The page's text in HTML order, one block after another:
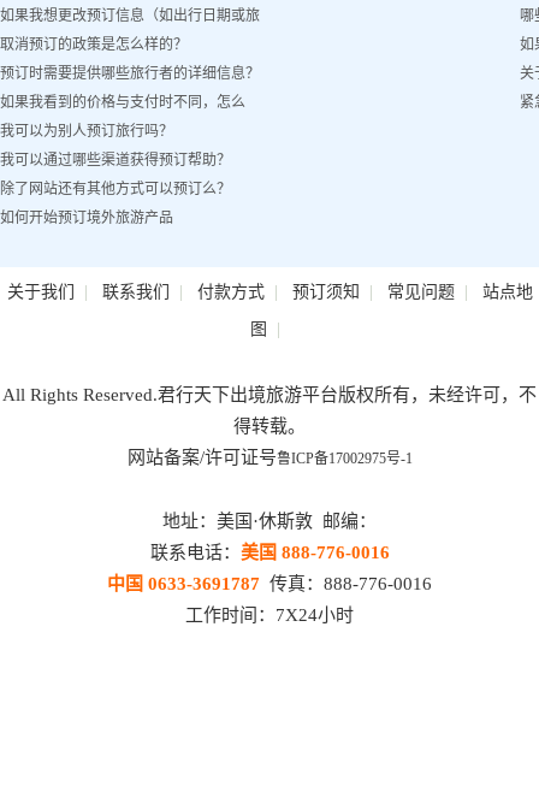
如果我想更改预订信息（如出行日期或旅
客姓名）怎么办？
取消预订的政策是怎么样的？
预订时需要提供哪些旅行者的详细信息？
如果我看到的价格与支付时不同，怎么
办？
我可以为别人预订旅行吗？
我可以通过哪些渠道获得预订帮助？
除了网站还有其他方式可以预订么？
如何开始预订境外旅游产品
哪
如
关
紧
关于我们 | 联系我们 | 付款方式| 预订须知 | 常见问题| 站点地
图 |
All Rights Reserved.君行天下出境旅游平台版权所有，未经许可，不
得转载。
网站备案/许可证号鲁ICP备17002975号-1
地址：美国·休斯敦 邮编：
联系电话： 美国 888-776-0016
中国 0633-3691787 传真：888-776-0016
工作时间：7X24小时